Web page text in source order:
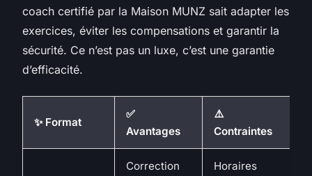
coach certifié par la Maison MUNZ sait adapter les
exercices, éviter les compensations et garantir la
sécurité. Ce n’est pas un luxe, c’est une garantie
d’efficacité.
✨ Format
✅
Avantages
⚠️
Contraintes
Correction
Horaires